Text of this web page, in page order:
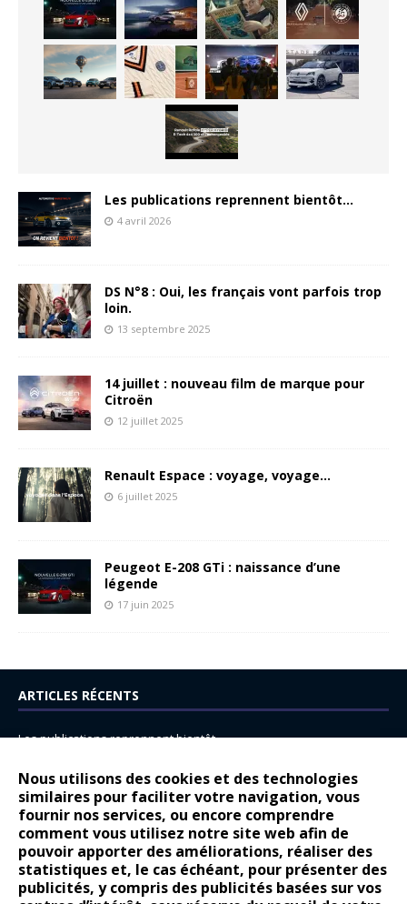
Nous utilisons des cookies et des technologies
similaires pour faciliter votre navigation, vous
fournir nos services, ou encore comprendre
comment vous utilisez notre site web afin de
pouvoir apporter des améliorations, réaliser des
statistiques et, le cas échéant, pour présenter des
publicités, y compris des publicités basées sur vos
Les publications reprennent bientôt…
4 avril 2026
DS N°8 : Oui, les français vont parfois trop
loin.
13 septembre 2025
14 juillet : nouveau film de marque pour
Citroën
12 juillet 2025
Renault Espace : voyage, voyage…
6 juillet 2025
Peugeot E-208 GTi : naissance d’une
légende
17 juin 2025
ARTICLES RÉCENTS
Les publications reprennent bientôt…
14 juillet : nouveau film de marque pour Citroën
Renault Espace : voyage, voyage…
Peugeot E-208 GTi : naissance d’une légende
COMMENTAIRES RÉCENTS